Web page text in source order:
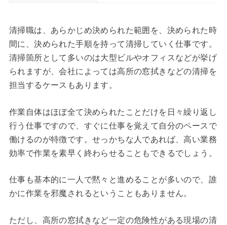
清掃職は、あらかじめ決められた範囲を、決められた時
間に、決められた手順を持って清掃していく仕事です。
清掃箇所として多いのは大型ビルやオフィスなどが挙げ
られますが、会社によっては高所の窓拭きなどの清掃を
担当するケースもあります。
作業自体はほぼ全て決められたことだけを日々繰り返し
行う仕事ですので、すぐに仕事を覚えて自分のペースで
働けるのが特徴です。せっかちな人であれば、高い業務
効率で作業を素早く終わらせることもできるでしょう。
仕事も基本的に一人で黙々と進めることが多いので、誰
かに作業を邪魔されるということもありません。
ただし、高所の窓拭きなど一定の危険性がある現場の清